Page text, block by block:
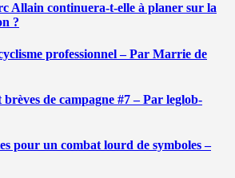
Allain continuera-t-elle à planer sur la
?
professionnel – Par Marrie de
de campagne #7 – Par leglob-
pour un combat lourd de symboles –